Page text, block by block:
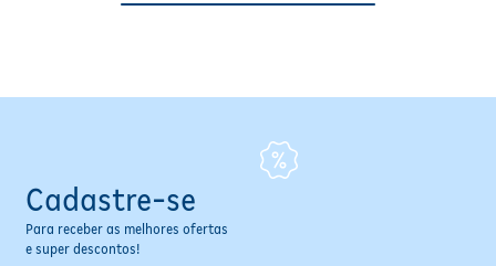
Cadastre-se
Para receber as melhores ofertas
e super descontos!